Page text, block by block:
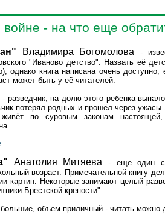
войне - на что еще
Владимира Богомолова -
"Иваново детство". Назвать её
однако книга написана очень
может быть у её читателей.
- разведчик; на долю этого ребенка
потерял родных и прошёл через ужасы
по суровым законам
Анатолия Митяева - еще один
возраст. Примечательной книгу
картин. Некоторые занимают целый
Брестской крепости".
объем приличный - читать можно